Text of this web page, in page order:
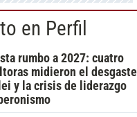
en Perfil
rumbo a 2027: cuatro
midieron el desgaste
y la crisis de liderazgo